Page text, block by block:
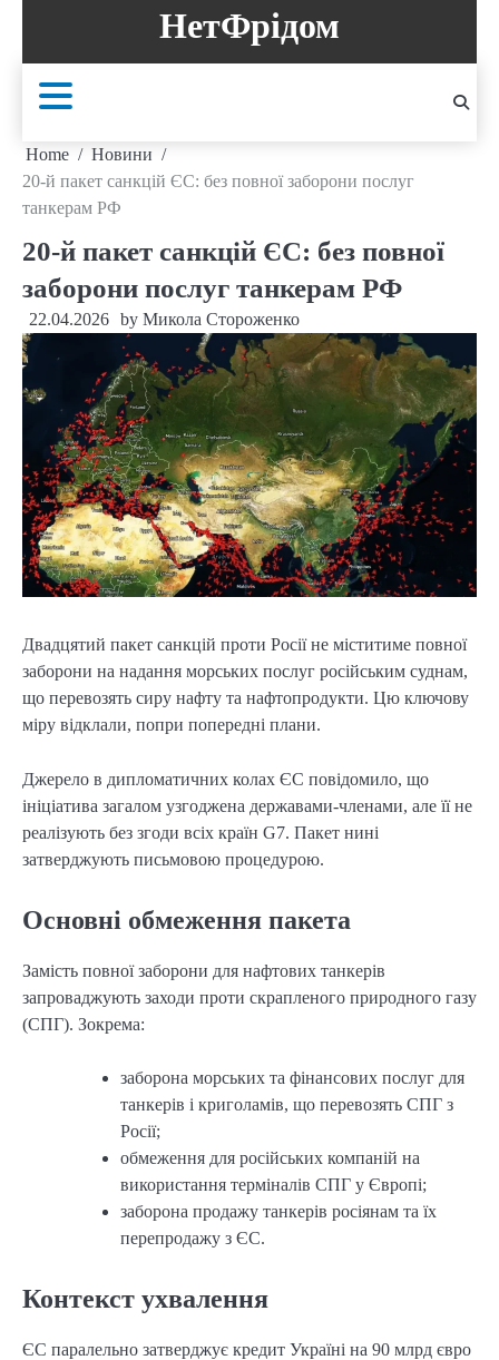
content
НетФрідом
Home
Новини
20-й пакет санкцій ЄС: без повної заборони послуг
танкерам РФ
20-й пакет санкцій ЄС: без повної
заборони послуг танкерам РФ
22.04.2026 by Микола Стороженко
Двадцятий пакет санкцій проти Росії не міститиме повної
заборони на надання морських послуг російським суднам,
що перевозять сиру нафту та нафтопродукти. Цю ключову
міру відклали, попри попередні плани.
Джерело в дипломатичних колах ЄС повідомило, що
ініціатива загалом узгоджена державами-членами, але її не
реалізують без згоди всіх країн G7. Пакет нині
затверджують письмовою процедурою.
Основні обмеження пакета
Замість повної заборони для нафтових танкерів
запроваджують заходи проти скрапленого природного газу
(СПГ). Зокрема:
заборона морських та фінансових послуг для
танкерів і криголамів, що перевозять СПГ з
Росії;
обмеження для російських компаній на
використання терміналів СПГ у Європі;
заборона продажу танкерів росіянам та їх
перепродажу з ЄС.
Контекст ухвалення
ЄС паралельно затверджує кредит Україні на 90 млрд євро